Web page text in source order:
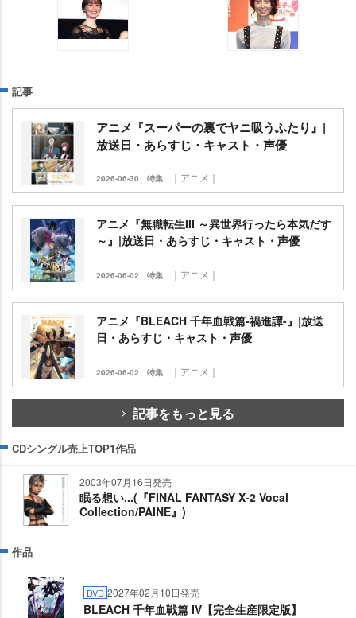
記事
アニメ『スーパーの裏でヤニ吸うふたり』|
放送日・あらすじ・キャスト・声優
2026-06-30 特集 ｜アニメ｜
アニメ『無職転生III ～異世界行ったら本気だす
～』|放送日・あらすじ・キャスト・声優
2026-06-02 特集 ｜アニメ｜
アニメ『BLEACH 千年血戦篇-禍進譚-』|放送
日・あらすじ・キャスト・声優
2026-06-02 特集 ｜アニメ｜
記事をもっと見る
CDシングル売上TOP1作品
2003年07月16日発売
眠る想い...(『FINAL FANTASY X-2 Vocal
Collection/PAINE』)
作品
DVD 2027年02月10日発売
BLEACH 千年血戦篇 IV【完全生産限定版】